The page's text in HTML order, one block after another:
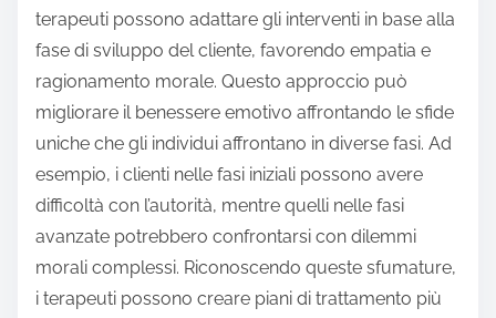
terapeuti possono adattare gli interventi in base alla
fase di sviluppo del cliente, favorendo empatia e
ragionamento morale. Questo approccio può
migliorare il benessere emotivo affrontando le sfide
uniche che gli individui affrontano in diverse fasi. Ad
esempio, i clienti nelle fasi iniziali possono avere
difficoltà con l’autorità, mentre quelli nelle fasi
avanzate potrebbero confrontarsi con dilemmi
morali complessi. Riconoscendo queste sfumature,
i terapeuti possono creare piani di trattamento più